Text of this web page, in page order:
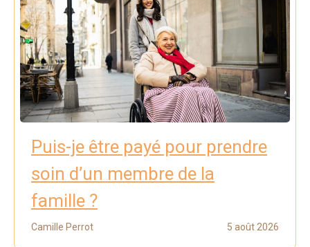
Puis-je être payé pour prendre
soin d’un membre de la
famille ?
Camille Perrot 5 août 2026